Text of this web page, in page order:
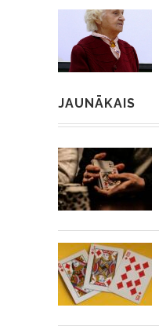
JAUNĀKAIS